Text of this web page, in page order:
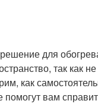
для
так как
как
вам